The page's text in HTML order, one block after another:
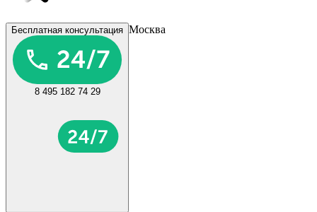
Бесплатная консультация
8 495 182 74 29
Москва